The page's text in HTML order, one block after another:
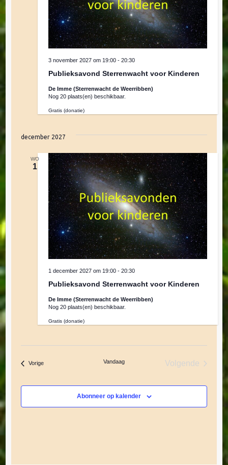
Publieksavond Sterrenwacht voor Kinderen
3 november 2027 om 19:00 -20:30
De Imme (Sterrenwacht de Weerribben)
Nog 20 plaats(en) beschikbaar.
Gratis (donatie)
december 2027
WO
1
Publieksavond Sterrenwacht voor Kinderen
1 december 2027 om 19:00 -20:30
De Imme (Sterrenwacht de Weerribben)
Nog 20 plaats(en) beschikbaar.
Gratis (donatie)
VorigeEvenementen Vandaag
Volgende
Abonneer op kalender